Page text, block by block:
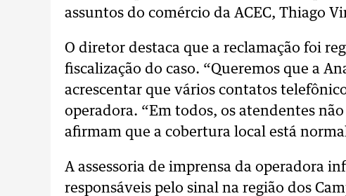
assuntos do comércio da ACEC, Thiago
O diretor destaca que a reclamação foi
fiscalização do caso. “Queremos que a
acrescentar que vários contatos
operadora. “Em todos, os atendentes
afirmam que a cobertura local está
A assessoria de imprensa da operadora
responsáveis pelo sinal na região dos